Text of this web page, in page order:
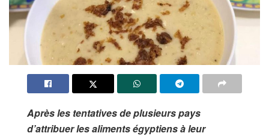
Après les tentatives de plusieurs pays
d’attribuer les aliments égyptiens à leur